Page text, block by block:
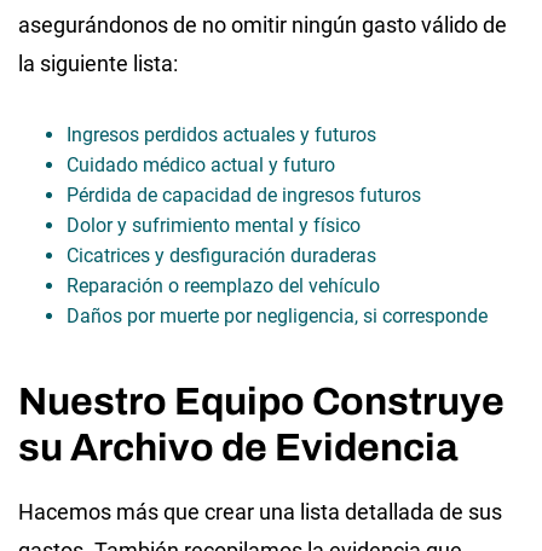
asegurándonos de no omitir ningún gasto válido de
la siguiente lista:
Ingresos perdidos actuales y futuros
Cuidado médico actual y futuro
Pérdida de capacidad de ingresos futuros
Dolor y sufrimiento mental y físico
Cicatrices y desfiguración duraderas
Reparación o reemplazo del vehículo
Daños por muerte por negligencia, si corresponde
Nuestro Equipo Construye
su Archivo de Evidencia
Hacemos más que crear una lista detallada de sus